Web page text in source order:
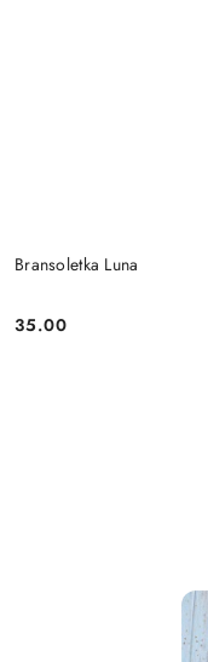
Bransoletka Luna
Cena:
35.00